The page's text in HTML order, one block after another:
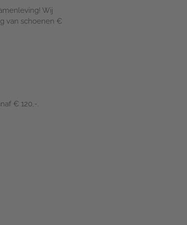
Wij
van schoenen €
€ 120,-.